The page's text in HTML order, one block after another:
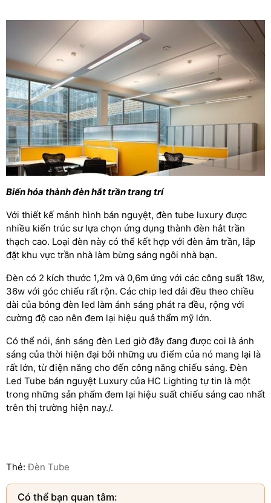
Biến hóa thành đèn hắt trần trang trí
Với thiết kế mảnh hình bán nguyệt, đèn tube luxury được
nhiều kiến trúc sư lựa chọn ứng dụng thành đèn hắt trần
thạch cao. Loại đèn này có thể kết hợp với đèn âm trần, lắp
đặt khu vực trần nhà làm bừng sáng ngôi nhà bạn.
Đèn có 2 kích thước 1,2m và 0,6m ứng với các công suất 18w,
36w với góc chiếu rất rộn. Các chip led dải đều theo chiều
dài của bóng đèn led làm ánh sáng phát ra đều, rộng với
cường độ cao nên đem lại hiệu quả thẩm mỹ lớn.
Có thể nói, ánh sáng đèn Led giờ đây đang được coi là ánh
sáng của thời hiện đại bởi những ưu điểm của nó mang lại là
rất lớn, từ điện năng cho đến công năng chiếu sáng. Đèn
Led Tube bán nguyệt Luxury của HC Lighting tự tin là một
trong những sản phẩm đem lại hiệu suất chiếu sáng cao nhất
trên thị trường hiện nay./.
Thẻ:Đèn Tube
Có thể bạn quan tâm: